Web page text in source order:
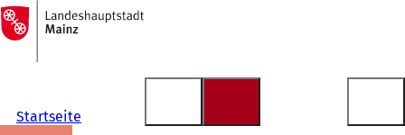
Inhalt anspringen
Zur
Startseite
Startseite